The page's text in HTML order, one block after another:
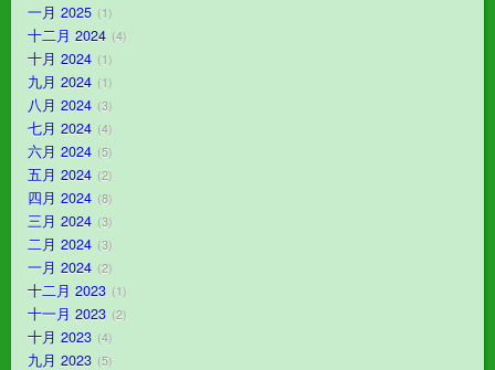
一月 2025 1
十二月 2024 4
十月 2024 1
九月 2024 1
八月 2024 3
七月 2024 4
六月 2024 5
五月 2024 2
四月 2024 8
三月 2024 3
二月 2024 3
一月 2024 2
十二月 2023 1
十一月 2023 2
十月 2023 4
九月 2023 5